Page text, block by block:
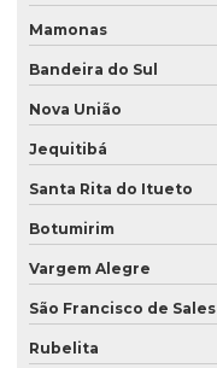
Mamonas
Bandeira do Sul
Nova União
Jequitibá
Santa Rita do Itueto
Botumirim
Vargem Alegre
São Francisco de Sales
Rubelita